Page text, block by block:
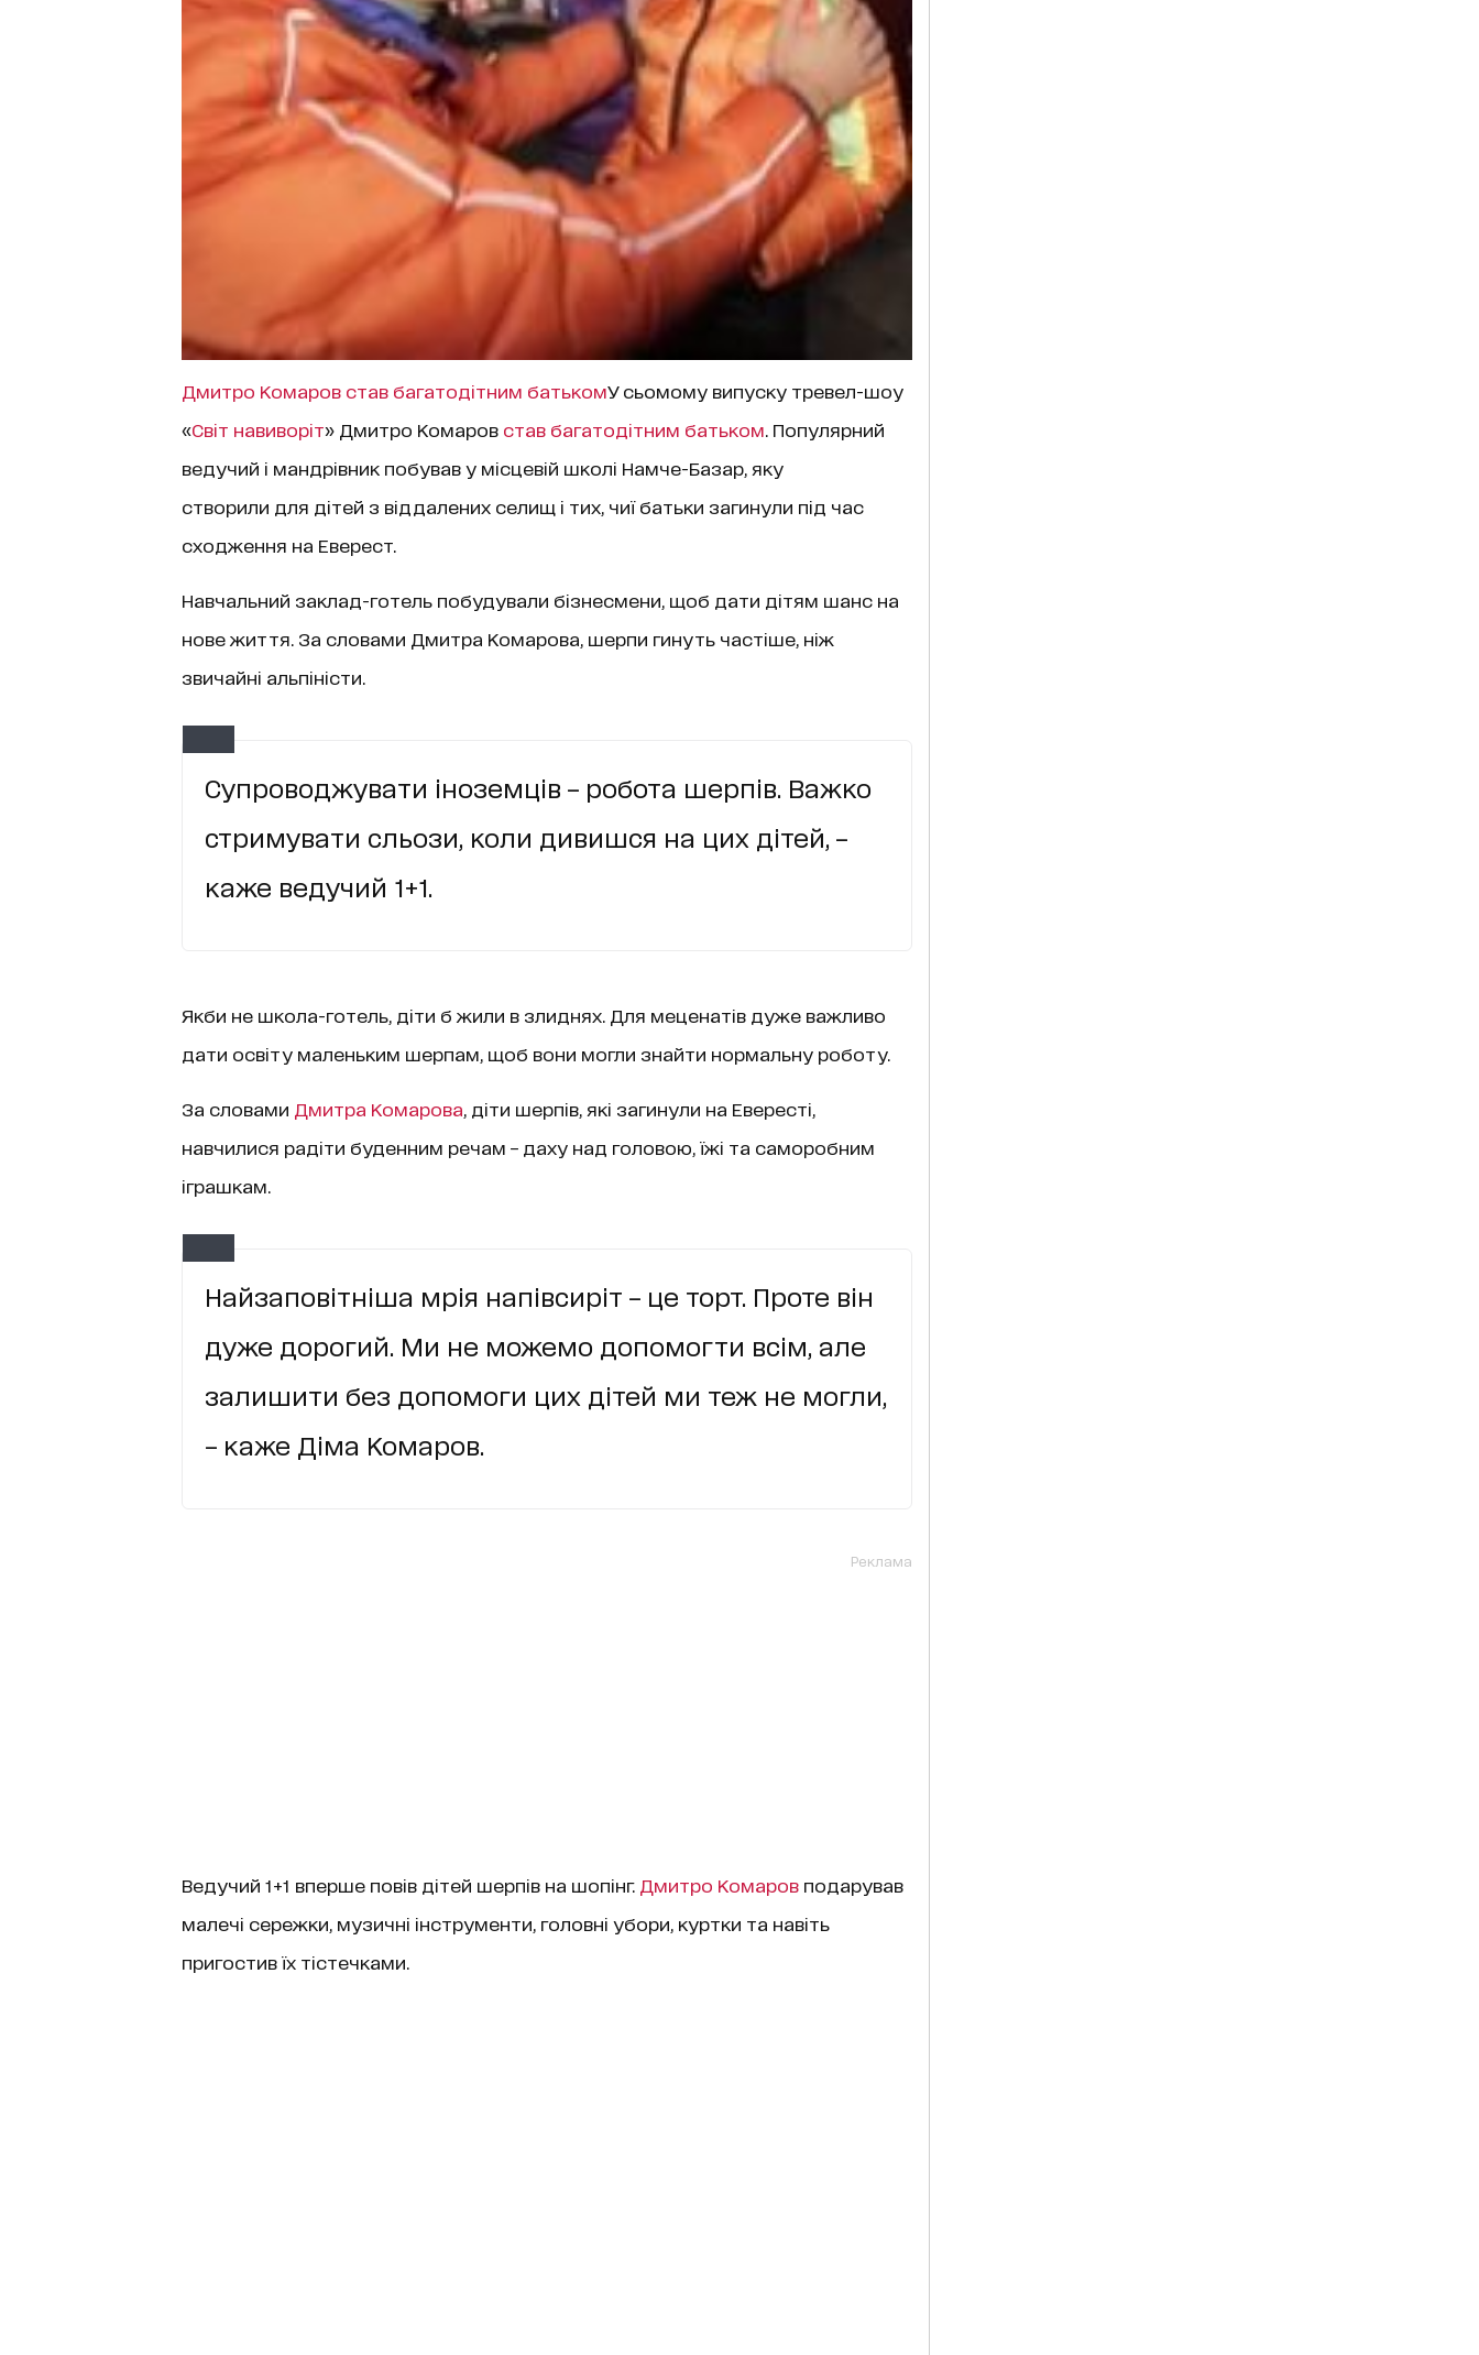
Дмитро Комаров став багатодітним батькомУ сьомому випуску тревел-шоу
«Світ навиворіт» Дмитро Комаров став багатодітним батьком . Популярний
ведучий і мандрівник побував у місцевій школі Намче-Базар, яку
створили для дітей з віддалених селищ і тих, чиї батьки загинули під час
сходження на Еверест.
Навчальний заклад-готель побудували бізнесмени, щоб дати дітям шанс на
нове життя. За словами Дмитра Комарова, шерпи гинуть частіше, ніж
звичайні альпіністи.
Супроводжувати іноземців – робота шерпів. Важко
стримувати сльози, коли дивишся на цих дітей, –
каже ведучий 1+1.
Якби не школа-готель, діти б жили в злиднях. Для меценатів дуже важливо
дати освіту маленьким шерпам, щоб вони могли знайти нормальну роботу.
За словами Дмитра Комарова , діти шерпів, які загинули на Евересті,
навчилися радіти буденним речам – даху над головою, їжі та саморобним
іграшкам.
Найзаповітніша мрія напівсиріт – це торт. Проте він
дуже дорогий. Ми не можемо допомогти всім, але
залишити без допомоги цих дітей ми теж не могли,
– каже Діма Комаров.
Реклама
Ведучий 1+1 вперше повів дітей шерпів на шопінг. Дмитро Комаровподарував
малечі сережки, музичні інструменти, головні убори, куртки та навіть
пригостив їх тістечками.